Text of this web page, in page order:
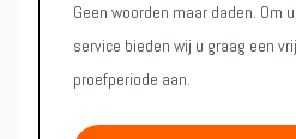
Geen woorden maar daden. Om
service bieden wij u graag een
proefperiode aan.